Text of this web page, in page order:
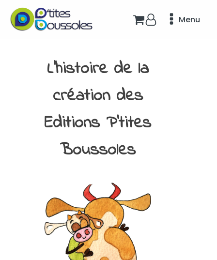
Menu
L’histoire de la
création des
Editions P’tites
Boussoles